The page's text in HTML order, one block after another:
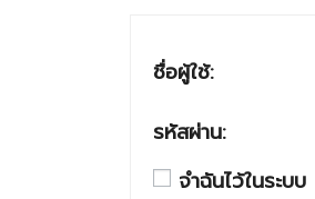
ชื่อผู้ใช้:
รหัสผ่าน:
จำฉันไว้ในระบบ